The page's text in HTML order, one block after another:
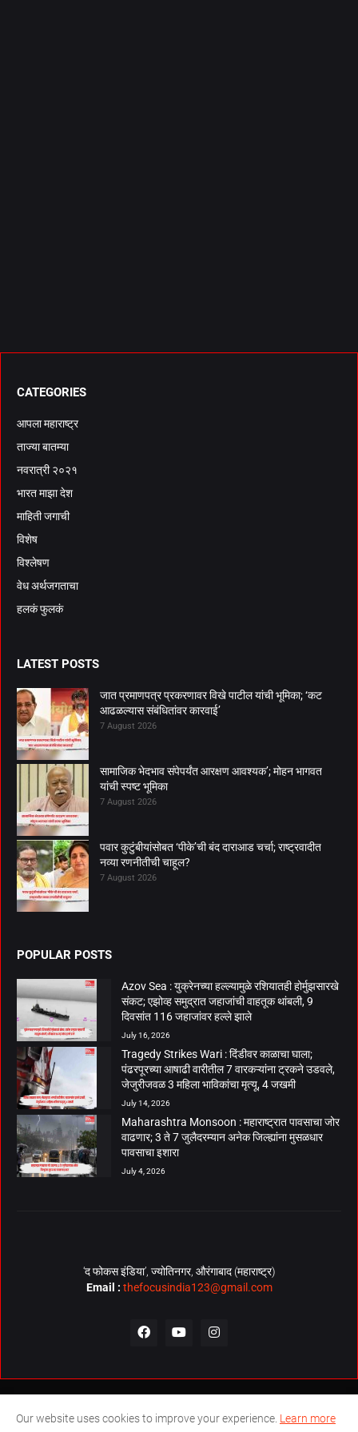
CATEGORIES
आपला महाराष्ट्र
ताज्या बातम्या
नवरात्री २०२१
भारत माझा देश
माहिती जगाची
विशेष
विश्लेषण
वेध अर्थजगताचा
हलकं फुलकं
LATEST POSTS
जात प्रमाणपत्र प्रकरणावर विखे पाटील यांची भूमिका; ‘कट
आढळल्यास संबंधितांवर कारवाई’
7 August 2026
सामाजिक भेदभाव संपेपर्यंत आरक्षण आवश्यक’; मोहन भागवत
यांची स्पष्ट भूमिका
7 August 2026
पवार कुटुंबीयांसोबत ‘पीके’ची बंद दाराआड चर्चा; राष्ट्रवादीत
नव्या रणनीतीची चाहूल?
7 August 2026
POPULAR POSTS
Azov Sea : युक्रेनच्या हल्ल्यामुळे रशियातही होर्मुझसारखे
संकट; एझोव्ह समुद्रात जहाजांची वाहतूक थांबली, 9
दिवसांत 116 जहाजांवर हल्ले झाले
July 16, 2026
Tragedy Strikes Wari : दिंडीवर काळाचा घाला;
पंढरपूरच्या आषाढी वारीतील 7 वारकऱ्यांना ट्रकने उडवले,
जेजुरीजवळ 3 महिला भाविकांचा मृत्यू, 4 जखमी
July 14, 2026
Maharashtra Monsoon : महाराष्ट्रात पावसाचा जोर
वाढणार; 3 ते 7 जुलैदरम्यान अनेक जिल्ह्यांना मुसळधार
पावसाचा इशारा
July 4, 2026
‘द फोकस इंडिया’, ज्योतिनगर, औरंगाबाद (महाराष्ट्र)
Email : thefocusindia123@gmail.com
About Us Contact Us The Focus India Policy
Our website uses cookies to improve your experience. Learn more